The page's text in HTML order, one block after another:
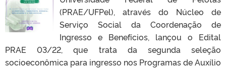
(PRAE/UFPel), através do Núcleo de
Serviço Social da Coordenação de
Ingresso e Benefícios, lançou o Edital
PRAE 03/22, que trata da segunda seleção
socioeconômica para ingresso nos Programas de Auxílio